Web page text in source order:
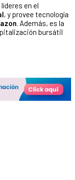
en el
, y provee tecnología
. Además, es la
bursátil